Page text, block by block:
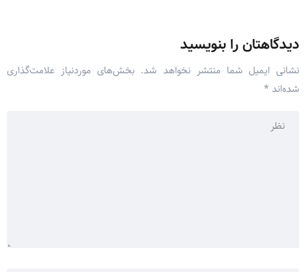
دیدگاهتان را بنویسید
نشانی ایمیل شما منتشر نخواهد شد. بخش‌های موردنیاز علامت‌گذاری
شده‌اند *